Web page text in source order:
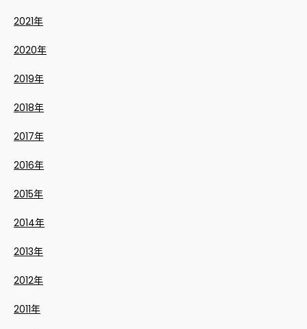
2021年
2020年
2019年
2018年
2017年
2016年
2015年
2014年
2013年
2012年
2011年